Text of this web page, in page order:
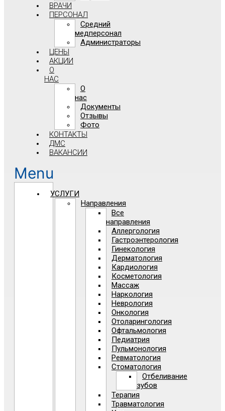
ВРАЧИ
ПЕРСОНАЛ
Средний
медперсонал
Администраторы
ЦЕНЫ
АКЦИИ
О
НАС
О
нас
Документы
Отзывы
Фото
КОНТАКТЫ
ДМС
ВАКАНСИИ
Menu
УСЛУГИ
Направления
Все
направления
Аллергология
Гастроэнтерология
Гинекология
Дерматология
Кардиология
Косметология
Массаж
Наркология
Неврология
Онкология
Отоларингология
Офтальмология
Педиатрия
Пульмонология
Ревматология
Стоматология
Отбеливание
зубов
Терапия
Травматология